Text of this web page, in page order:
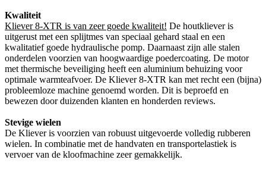
Kwaliteit
Kliever 8-XTR is van zeer goede kwaliteit! De houtkliever is
uitgerust met een splijtmes van speciaal gehard staal en een
kwalitatief goede hydraulische pomp. Daarnaast zijn alle stalen
onderdelen voorzien van hoogwaardige poedercoating. De motor
met thermische beveiliging heeft een aluminium behuizing voor
optimale warmteafvoer. De Kliever 8-XTR kan met recht een (bijna)
probleemloze machine genoemd worden. Dit is beproefd en
bewezen door duizenden klanten en honderden reviews.
Stevige wielen
De Kliever is voorzien van robuust uitgevoerde volledig rubberen
wielen. In combinatie met de handvaten en transportelastiek is
vervoer van de kloofmachine zeer gemakkelijk.